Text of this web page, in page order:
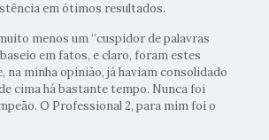
em ótimos resultados.
menos um ‘’cuspidor de palavras
baseio em fatos, e claro, foram estes
na minha opinião, já haviam consolidado
cima há bastante tempo. Nunca foi
O Professional 2, para mim foi o